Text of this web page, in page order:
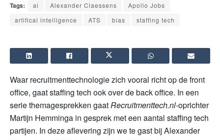
Tags: ai Alexander Claessens
Apollo Jobs
artifical intelligence
ATS bias staffing tech
Waar recruitmenttechnologie zich vooral richt op de front
office, gaat staffing tech ook over de back office. In een
serie themagesprekken gaatRecruitmenttech.nl-oprichter
Martijn Hemminga in gesprek met een aantal staffing tech
partijen. In deze aflevering zijn we te gast bij Alexander